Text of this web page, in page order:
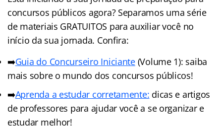
concursos públicos agora? Separamos uma série
de materiais GRATUITOS para auxiliar você no
início da sua jornada. Confira:
➡️Guia do Concurseiro Iniciante(Volume 1): saiba
mais sobre o mundo dos concursos públicos!
➡️Aprenda a estudar corretamente: dicas e artigos
de professores para ajudar você a se organizar e
estudar melhor!